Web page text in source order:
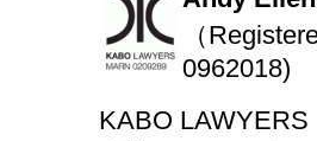
（
0962018)
KABO